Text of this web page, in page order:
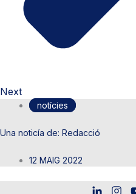
Next
notícies
Redacció
12 MAIG 2022